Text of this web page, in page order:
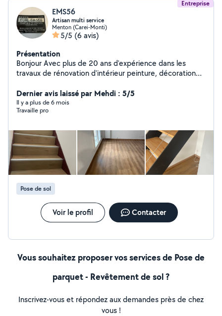
Entreprise
EMS56
Artisan multi service
Menton (Carei-Monti)
5/5 (6 avis)
Présentation
Bonjour Avec plus de 20 ans d'expérience dans les
travaux de rénovation d'intérieur peinture, décoration
en serrurerie et miroiterie je vous propose mes services
travaux à l'attachement ou sur devis
Dernier avis laissé par Mehdi : 5/5
Il y a plus de 6 mois
Travaille pro
Pose de sol
Voir le profil Contacter
Vous souhaitez proposer vos services de Pose de
parquet - Revêtement de sol ?
Inscrivez-vous et répondez aux demandes près de chez
vous !